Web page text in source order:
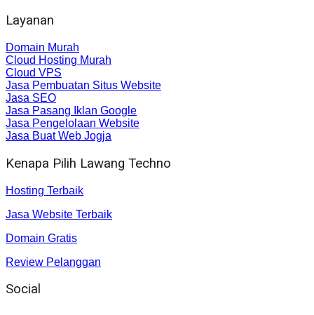
Layanan
Domain Murah
Cloud Hosting Murah
Cloud VPS
Jasa Pembuatan Situs Website
Jasa SEO
Jasa Pasang Iklan Google
Jasa Pengelolaan Website
Jasa Buat Web Jogja
Kenapa Pilih Lawang Techno
Hosting Terbaik
Jasa Website Terbaik
Domain Gratis
Review Pelanggan
Social